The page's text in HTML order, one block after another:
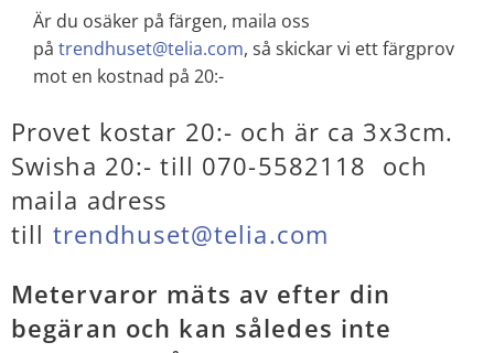
Är du osäker på färgen, maila oss
på trendhuset@telia.com, så skickar vi ett färgprov
mot en kostnad på 20:-
Provet kostar 20:- och är ca 3x3cm.
Swisha 20:- till 070-5582118 och
maila adress
till trendhuset@telia.com
Metervaror mäts av efter din
begäran och kan således inte